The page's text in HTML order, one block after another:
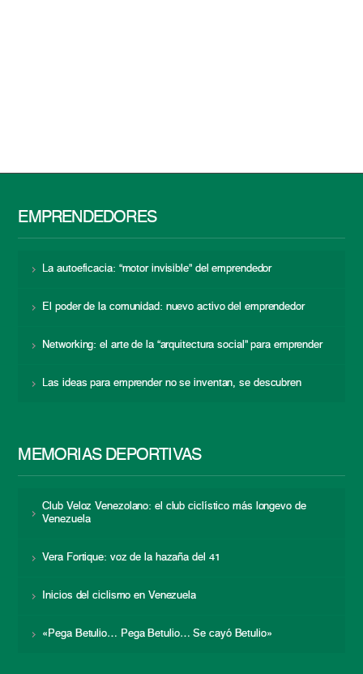
EMPRENDEDORES
La autoeficacia: “motor invisible” del emprendedor
El poder de la comunidad: nuevo activo del emprendedor
Networking: el arte de la “arquitectura social” para emprender
Las ideas para emprender no se inventan, se descubren
MEMORIAS DEPORTIVAS
Club Veloz Venezolano: el club ciclístico más longevo de
Venezuela
Vera Fortique: voz de la hazaña del 41
Inicios del ciclismo en Venezuela
«Pega Betulio… Pega Betulio… Se cayó Betulio»